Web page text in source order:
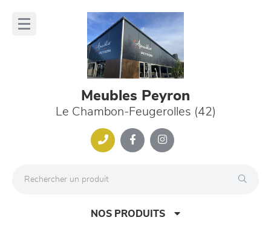
Meubles Peyron
Le Chambon-Feugerolles (42)
NOS PRODUITS